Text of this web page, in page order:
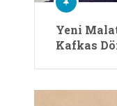
Yeni
Kafkas